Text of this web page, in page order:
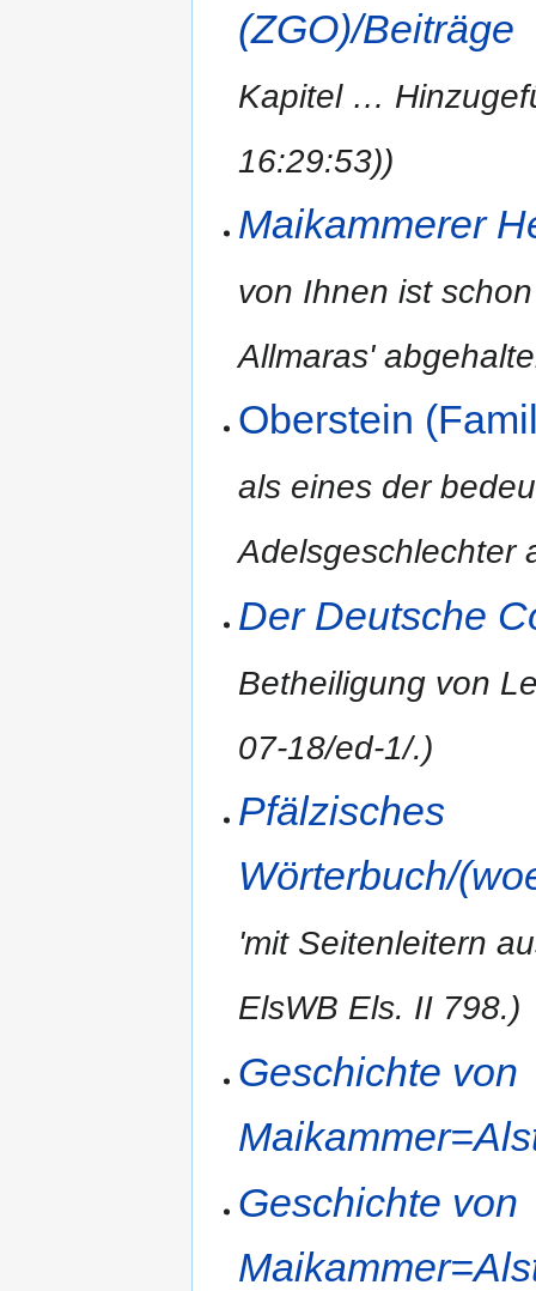
(ZGO)/Beiträge
Kapitel…
16:29:53))
Maikammerer
von Ihnen ist
Allmaras'
Oberstein
als eines der
Adelsgeschlechter
Der Deutsche
Betheiligung von
07-18/ed-1/.)
Pfälzisches
Wörterbuch/
'mit Seitenleitern
ElsWB Els. II 798.)
Geschichte von
Geschichte von